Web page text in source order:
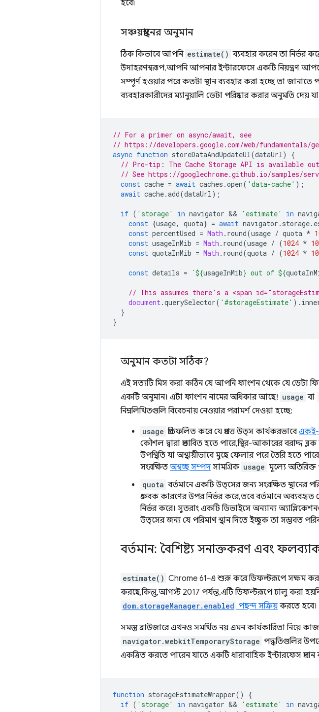
হবে৷
সঞ্চয়স্থানের অনুমান
ঠিক কিভাবে আপনি estimate() ব্যবহার করেন তা নির্ভর
উদাহরণস্বরূপ, আপনি আপনার ইন্টারফেসে একটি নিয়ন্ত্রণ
সম্পূর্ণ হওয়ার পরে কতটা স্থান ব্যবহার করা হচ্ছে তা
ব্যবহারকারীদের ম্যানুয়ালি ডেটা পরিষ্কার করার অনুমতি
// For a primer on async/await, see
// https://developers.google.com/web/fundamentals/
async function storeDataAndUpdateUI(dataUrl)
{
// Pro-tip: The Cache Storage API is available
// See https://googlechrome.github.io/samples/
const cache = await caches .open( 'data-cache' );
await cache.add(dataUrl);
if ( 'storage' in navigator && 'estimate' in
const {usage, quota} = await navigator . storage.
const percentUsed = Math . round(usage / quota *
const usageInMib = Math . round(usage / (1024 *
const quotaInMib = Math . round(quota / (1024 *
const details = `${usageInMib} out of ${
// This assumes there's a <span
document.querySelector( '#storageEstimate' ).
}
}
অনুমান কতটা সঠিক?
এই সত্যটি মিস করা কঠিন যে আপনি ফাংশন থেকে যে ডেটা
একটি অনুমান। এটা ফাংশন নামের অধিকার আছে! usage বা
নিম্নলিখিতগুলি বিবেচনায় নেওয়ার পরামর্শ দেওয়া হচ্ছে:
usage প্রতিফলিত করে যে প্রদত্ত উত্স কার্যকরভাবে
কৌশল দ্বারা প্রভাবিত হতে পারে, স্থির-আকারের বরাদ্দ
উপস্থিতি যা অস্থায়ীভাবে মুছে ফেলার পরে তৈরি হতে
সংরক্ষিত অস্বচ্ছ সম্পদ সামগ্রিক usage মূল্যে অতিরিক্ত
quota বর্তমানে একটি উত্সের জন্য সংরক্ষিত স্থানের
ধ্রুবক কারণের উপর নির্ভর করে, তবে বর্তমানে
নির্ভর করে। সুতরাং একটি ডিভাইসে অন্যান্য
উত্সের জন্য যে পরিমাণ স্থান দিতে ইচ্ছুক তা সম্ভবত
বর্তমান: বৈশিষ্ট্য সনাক্তকরণ এবং
estimate() Chrome 61-এ শুরু করে ডিফল্টরূপে সক্ষম
করছে, কিন্তু, আগস্ট 2017 পর্যন্ত, এটি ডিফল্টরূপে চালু করা
dom.storageManager.enabled পছন্দ সক্রিয় করতে হবে।
সমস্ত ব্রাউজারে এখনও সমর্থিত নয় এমন কার্যকারিতা নিয়ে
navigator.webkitTemporaryStorage পদ্ধতিগুলির
একত্রিত করতে পারেন যাতে একটি ধারাবাহিক ইন্টারফেস প্রদান
function storageEstimateWrapper()
{
if ( 'storage' in navigator && 'estimate' in